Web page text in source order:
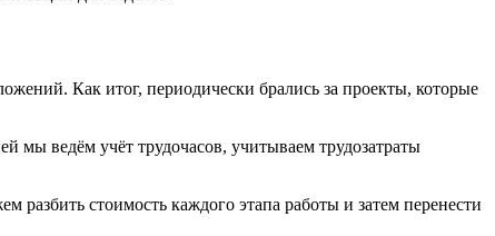
Как итог, периодически брались за проекты, которые
мы ведём учёт трудочасов, учитываем трудозатраты
стоимость каждого этапа работы и затем перенести